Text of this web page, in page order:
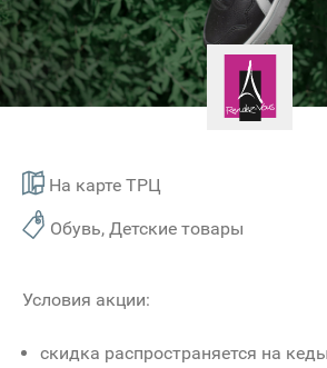
На карте ТРЦ
Обувь, Детские товары
Условия акции:
скидка распространяется на